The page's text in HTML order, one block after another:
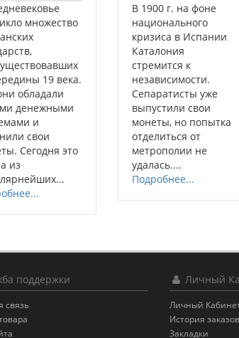
множество
19 века.
обладали
денежными
и
свои
Сегодня это
из
В 1900 г. на фоне
национального
кризиса в Испании
Каталония
стремится к
независимости.
Сепаратисты уже
выпустили свои
монеты, но попытка
отделиться от
метрополии не
удалась....
Подробнее...
поддержки
связь
Личный
Личный
История заказов
Закладки